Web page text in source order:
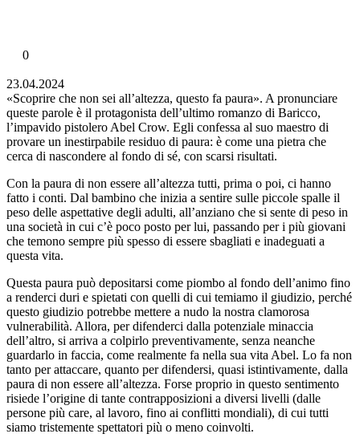
0
23.04.2024
«Scoprire che non sei all’altezza, questo fa paura». A pronunciare
queste parole è il protagonista dell’ultimo romanzo di Baricco,
l’impavido pistolero Abel Crow. Egli confessa al suo maestro di
provare un inestirpabile residuo di paura: è come una pietra che
cerca di nascondere al fondo di sé, con scarsi risultati.
Con la paura di non essere all’altezza tutti, prima o poi, ci hanno
fatto i conti. Dal bambino che inizia a sentire sulle piccole spalle il
peso delle aspettative degli adulti, all’anziano che si sente di peso in
una società in cui c’è poco posto per lui, passando per i più giovani
che temono sempre più spesso di essere sbagliati e inadeguati a
questa vita.
Questa paura può depositarsi come piombo al fondo dell’animo fino
a renderci duri e spietati con quelli di cui temiamo il giudizio, perché
questo giudizio potrebbe mettere a nudo la nostra clamorosa
vulnerabilità. Allora, per difenderci dalla potenziale minaccia
dell’altro, si arriva a colpirlo preventivamente, senza neanche
guardarlo in faccia, come realmente fa nella sua vita Abel. Lo fa non
tanto per attaccare, quanto per difendersi, quasi istintivamente, dalla
paura di non essere all’altezza. Forse proprio in questo sentimento
risiede l’origine di tante contrapposizioni a diversi livelli (dalle
persone più care, al lavoro, fino ai conflitti mondiali), di cui tutti
siamo tristemente spettatori più o meno coinvolti.